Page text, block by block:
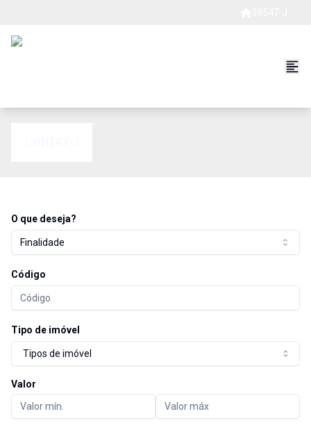
O que deseja?
Finalidade
Código
Tipo de imóvel
Tipos de imóvel
Valor